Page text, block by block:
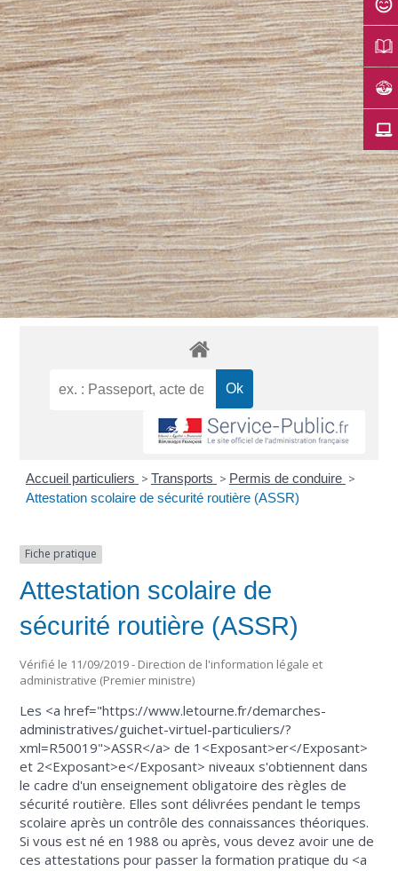
Accueil particuliers > Transports > Permis de conduire >
Attestation scolaire de sécurité routière (ASSR)
Fiche pratique
Attestation scolaire de
sécurité routière (ASSR)
Vérifié le 11/09/2019 - Direction de l'information légale et
administrative (Premier ministre)
Les <a href="https://www.letourne.fr/demarches-
administratives/guichet-virtuel-particuliers/?
xml=R50019">ASSR</a> de 1<Exposant>er</Exposant>
et 2<Exposant>e</Exposant> niveaux s'obtiennent dans
le cadre d'un enseignement obligatoire des règles de
sécurité routière. Elles sont délivrées pendant le temps
scolaire après un contrôle des connaissances théoriques.
Si vous est né en 1988 ou après, vous devez avoir une de
ces attestations pour passer la formation pratique du <a